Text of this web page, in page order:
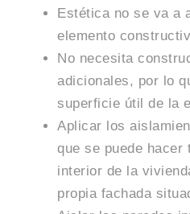
Estética no se va a
elemento
No necesita
adicionales, por lo
superficie útil de la
Aplicar los
que se puede hacer
interior de la
propia fachada